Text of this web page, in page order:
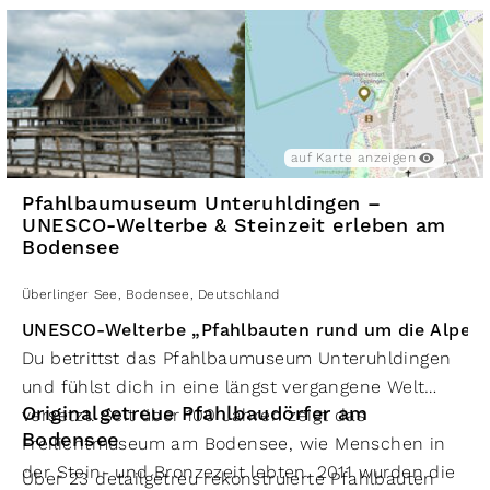
Obstbrände oder Apfelsaft – ein Stück Bodensee
zum Mitnehmen.
Wer die Kirche besucht, erlebt die Einheit von
Kunst und Landschaft. Man spürt die Spiritualität,
bewundert die barocke Pracht und lässt den Blick
über den See schweifen. Ein Besuch, der berührt –
und in Erinnerung bleibt.
auf Karte anzeigen
Pfahlbaumuseum Unteruhldingen –
UNESCO-Welterbe & Steinzeit erleben am
Bodensee
Überlinger See, Bodensee, Deutschland
UNESCO-Welterbe „Pfahlbauten rund um die
Du betrittst das Pfahlbaumuseum Unteruhldingen
und fühlst dich in eine längst vergangene Welt
versetzt. Seit über 100 Jahren zeigt das
Freilichtmuseum am Bodensee, wie Menschen in
der Stein- und Bronzezeit lebten. 2011 wurden die
Originalgetreue Pfahlbaudörfer am
Bodensee
Über 23 detailgetreu rekonstruierte Pfahlbauten